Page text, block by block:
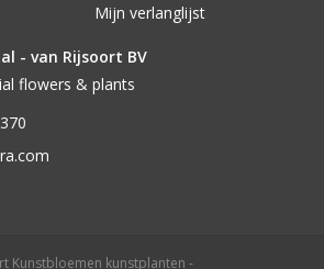
Mijn verlanglijst
- van Rijsoort BV
flowers & plants
Kunstbloemen kunstplanten -